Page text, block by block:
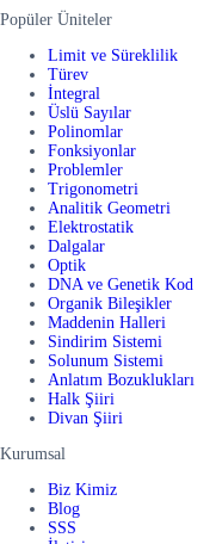
Popüler Üniteler
Limit ve Süreklilik
Türev
İntegral
Üslü Sayılar
Polinomlar
Fonksiyonlar
Problemler
Trigonometri
Analitik Geometri
Elektrostatik
Dalgalar
Optik
DNA ve Genetik Kod
Organik Bileşikler
Maddenin Halleri
Sindirim Sistemi
Solunum Sistemi
Anlatım Bozuklukları
Halk Şiiri
Divan Şiiri
Kurumsal
Biz Kimiz
Blog
SSS